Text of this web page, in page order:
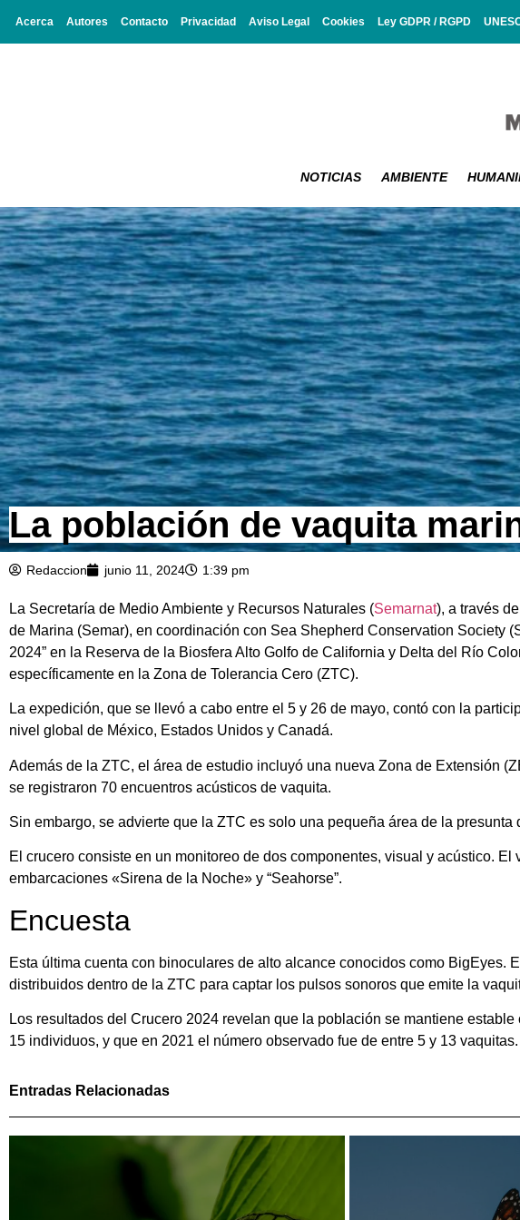
Acerca Autores Contacto Privacidad Aviso Legal Cookies Ley GDPR / RGPD
NOTICIAS AMBIENTE
La población de vaquita
Redaccion junio 11, 2024 1:39 pm
La Secretaría de Medio Ambiente y Recursos Naturales (Semarnat), a través
de Marina (Semar), en coordinación con Sea Shepherd Conservation Society
2024” en la Reserva de la Biosfera Alto Golfo de California y Delta del Río
específicamente en la Zona de Tolerancia Cero (ZTC).
La expedición, que se llevó a cabo entre el 5 y 26 de mayo, contó con la
nivel global de México, Estados Unidos y Canadá.
Además de la ZTC, el área de estudio incluyó una nueva Zona de Extensión
se registraron 70 encuentros acústicos de vaquita.
Sin embargo, se advierte que la ZTC es solo una pequeña área de la presunta
El crucero consiste en un monitoreo de dos componentes, visual y acústico.
embarcaciones «Sirena de la Noche» y “Seahorse”.
Encuesta
Esta última cuenta con binoculares de alto alcance conocidos como
distribuidos dentro de la ZTC para captar los pulsos sonoros que emite la
Los resultados del Crucero 2024 revelan que la población se mantiene
15 individuos, y que en 2021 el número observado fue de entre 5 y 13 vaquitas.
Entradas Relacionadas